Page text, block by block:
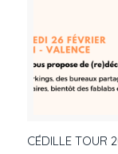
CÉDILLE TOUR